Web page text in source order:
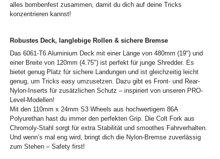
alles bombenfest zusammen, damit du dich auf deine Tricks
konzentrieren kannst!
Robustes Deck, langlebige Rollen & sichere Bremse
Das 6061-T6 Aluminium Deck mit einer Länge von 480mm (19") und
einer Breite von 120mm (4.75") ist perfekt für junge Shredder. Es
bietet genug Platz für sichere Landungen und ist gleichzeitig leicht
genug, um Tricks easy umzusetzen. Dazu gibt es Front- und Rear-
Nylon-Inserts für zusätzlichen Schutz – inspiriert von unseren PRO-
Level-Modellen!
Mit den 110mm x 24mm S3 Wheels aus hochwertigem 86A
Polyurethan hast du immer den perfekten Grip. Die Colt Fork aus
Chromoly-Stahl sorgt für extra Stabilität und smoothes Fahrverhalten.
Und wenn’s mal eng wird, bringt dich die Nylon-Bremse zuverlässig
zum Stehen – Safety first!